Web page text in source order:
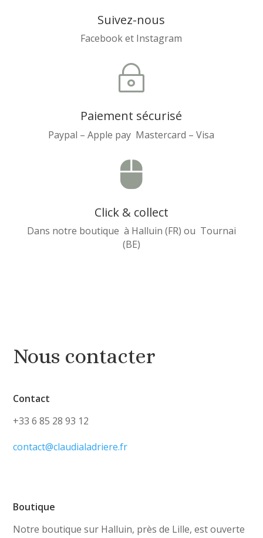
Suivez-nous
Facebook et Instagram
~
Paiement sécurisé
Paypal – Apple pay Mastercard – Visa

Click & collect
Dans notre boutique à Halluin (FR) ou Tournai
(BE)
Nous contacter
Contact
+33 6 85 28 93 12
contact@claudialadriere.fr
Boutique
Notre boutique sur Halluin, près de Lille, est ouverte